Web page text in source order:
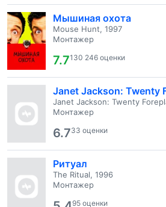
Мышиная охота
Mouse Hunt, 1997
Монтажер
7.7130 246 оценки
Janet Jackson: Twenty
Janet Jackson: Twenty
Монтажер
6.733 оценки
Ритуал
The Ritual, 1996
Монтажер
95 оценки